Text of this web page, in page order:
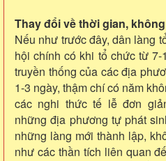
Thay đổi về thời gian,
Nếu như trước đây, dân làng
hội chính có khi tổ chức từ
truyền thống của các địa
1-3 ngày, thậm chí có năm
các nghi thức tế lễ đơn
những địa phương tự phát
những làng mới thành lập,
như các thần tích liên quan